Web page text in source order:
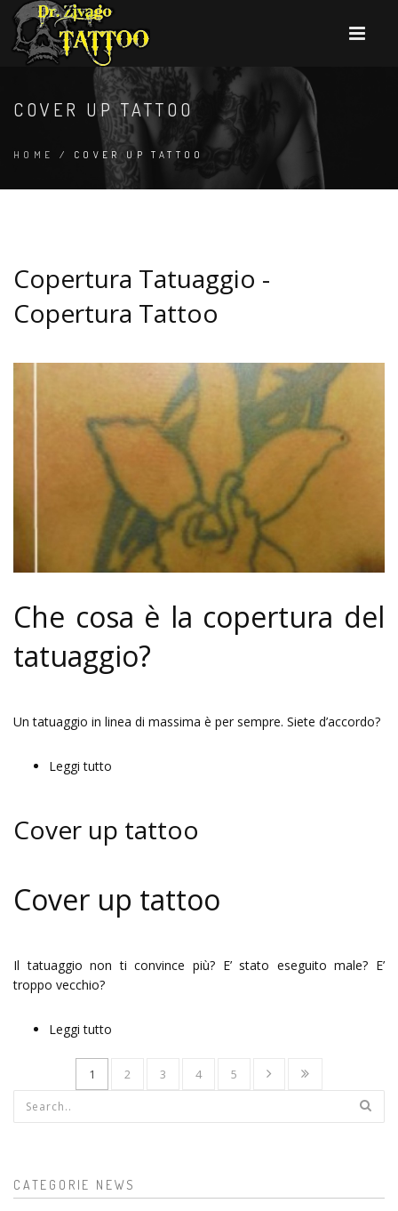
COVER UP TATTOO
HOME / COVER UP TATTOO
Copertura Tatuaggio -
Copertura Tattoo
Che cosa è la copertura del
tatuaggio?
Un tatuaggio in linea di massima è per sempre. Siete d’accordo?
Leggi tutto
Cover up tattoo
Cover up tattoo
Il tatuaggio non ti convince più? E’ stato eseguito male? E’
troppo vecchio?
Leggi tutto
1 2 3 4 5
Form di ricerca
CATEGORIE NEWS